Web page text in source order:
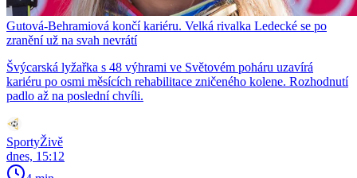
Gutová-Behramiová končí kariéru. Velká rivalka Ledecké se po
zranění už na svah nevrátí
Švýcarská lyžařka s 48 výhrami ve Světovém poháru uzavírá
kariéru po osmi měsících rehabilitace zničeného kolene. Rozhodnutí
padlo až na poslední chvíli.
SportyŽivě
dnes, 15:12